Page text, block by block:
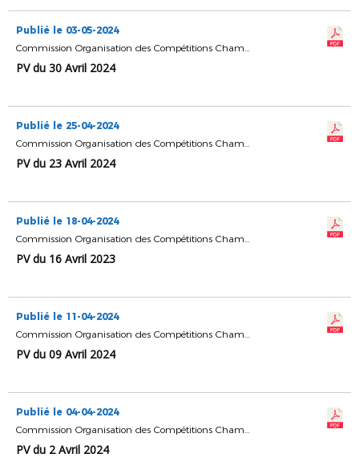
Publié le 03-05-2024
Commission Organisation des Compétitions Championnats & Coupes
PV du 30 Avril 2024
Publié le 25-04-2024
Commission Organisation des Compétitions Championnats & Coupes
PV du 23 Avril 2024
Publié le 18-04-2024
Commission Organisation des Compétitions Championnats & Coupes
PV du 16 Avril 2023
Publié le 11-04-2024
Commission Organisation des Compétitions Championnats & Coupes
PV du 09 Avril 2024
Publié le 04-04-2024
Commission Organisation des Compétitions Championnats & Coupes
PV du 2 Avril 2024